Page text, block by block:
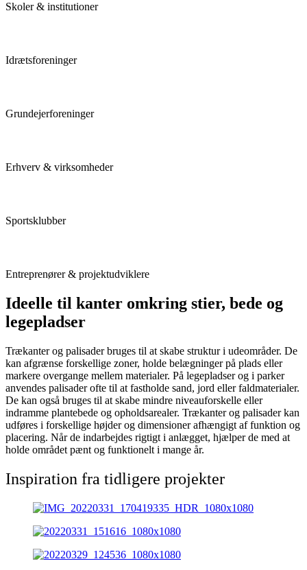
Skoler & institutioner
Idrætsforeninger
Grundejerforeninger
Erhverv & virksomheder
Sportsklubber
Entreprenører & projektudviklere
Ideelle til kanter omkring stier, bede og
legepladser
Trækanter og palisader bruges til at skabe struktur i udeområder. De
kan afgrænse forskellige zoner, holde belægninger på plads eller
markere overgange mellem materialer. På legepladser og i parker
anvendes palisader ofte til at fastholde sand, jord eller faldmaterialer.
De kan også bruges til at skabe mindre niveauforskelle eller
indramme plantebede og opholdsarealer. Trækanter og palisader kan
udføres i forskellige højder og dimensioner afhængigt af funktion og
placering. Når de indarbejdes rigtigt i anlægget, hjælper de med at
holde området pænt og funktionelt i mange år.
Inspiration fra tidligere projekter